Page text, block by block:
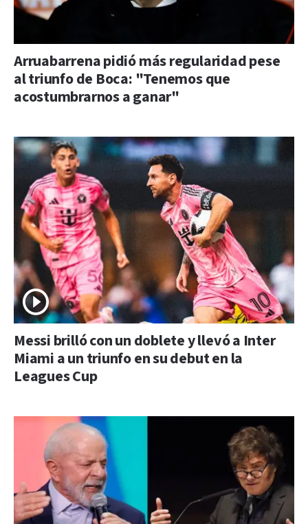
Arruabarrena pidió más regularidad pese
al triunfo de Boca: "Tenemos que
acostumbrarnos a ganar"
Messi brilló con un doblete y llevó a Inter
Miami a un triunfo en su debut en la
Leagues Cup